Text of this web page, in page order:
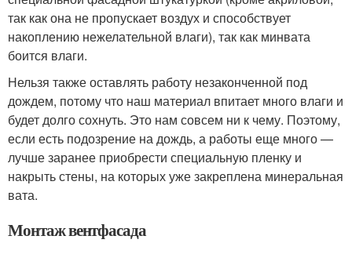
так как она не пропускает воздух и способствует
накоплению нежелательной влаги), так как минвата
боится влаги.
Нельзя также оставлять работу незаконченной под
дождем, потому что наш материал впитает много влаги и
будет долго сохнуть. Это нам совсем ни к чему. Поэтому,
если есть подозрение на дождь, а работы еще много —
лучше заранее приобрести специальную пленку и
накрыть стены, на которых уже закреплена минеральная
вата.
Монтаж вентфасада